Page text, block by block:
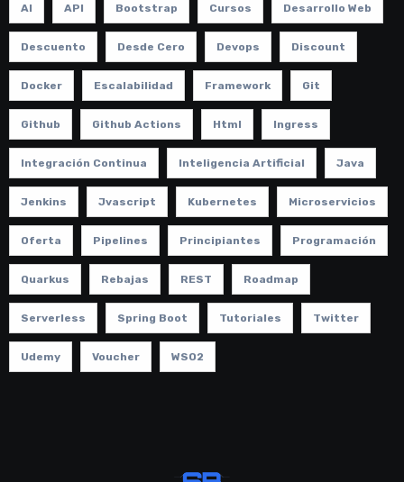
AI API Bootstrap Cursos Desarrollo Web
Descuento Desde Cero Devops Discount
Docker Escalabilidad Framework Git
Github Github Actions Html Ingress
Integración Continua Inteligencia Artificial Java
Jenkins Jvascript Kubernetes Microservicios
Oferta Pipelines Principiantes Programación
Quarkus Rebajas REST Roadmap
Serverless Spring Boot Tutoriales Twitter
Udemy Voucher WSO2